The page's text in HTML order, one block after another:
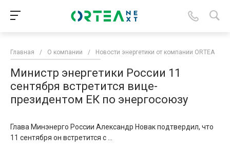
Главная / О компании / Новости энергетики от компании ORTEA
Министр энергетики России 11
сентября встретится вице-
президентом ЕК по энергосоюзу
Глава Минэнерго России Александр Новак подтвердил, что
11 сентября он встретится с ...